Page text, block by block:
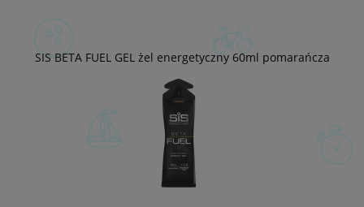
SIS BETA FUEL GEL żel energetyczny 60ml pomarańcza